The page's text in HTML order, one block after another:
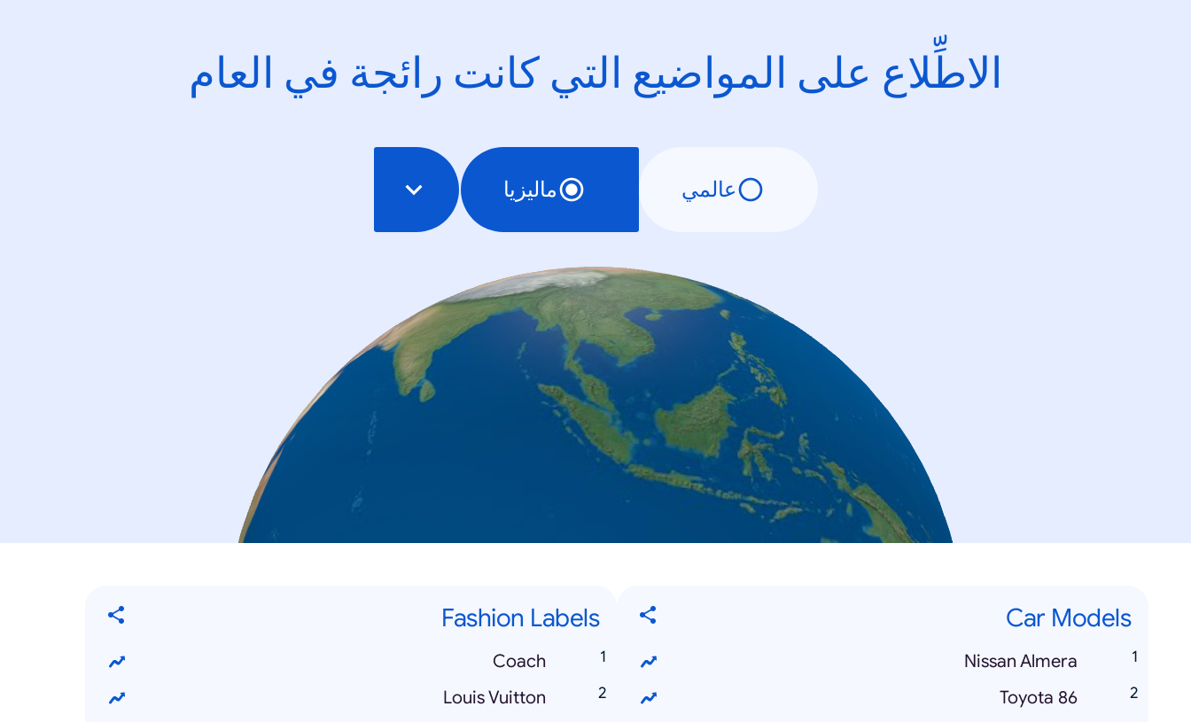
الاطِّلاع على المواضيع التي كانت رائجة في العام
عالمي ماليزيا
Car Models
Nissan Almera
Toyota 86
Fashion Labels
Coach
Louis Vuitton